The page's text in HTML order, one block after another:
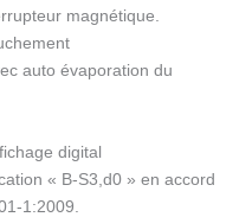
magnétique.
auto évaporation du
digital
« B-S3,d0 » en accord
1:2009.